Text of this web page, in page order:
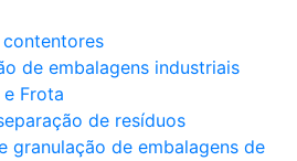
de embalagens industriais
Frota
de resíduos
granulação de embalagens de